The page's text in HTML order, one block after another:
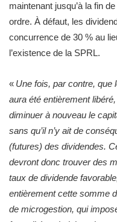
maintenant jusqu’à la fin
ordre. À défaut, les
concurrence de 30 % au
l’existence de la SPRL.
« Une fois, par contre, que
aura été entièrement
diminuer à nouveau le
sans qu’il n’y ait de
(futures) des dividendes.
devront donc trouver des
taux de dividende
entièrement cette somme
de microgestion, qui